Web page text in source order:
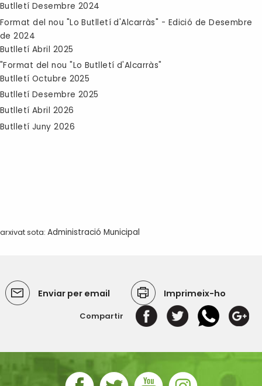
Butlletí Desembre 2024
Format del nou "Lo Butlletí d'Alcarràs" - Edició de Desembre
de 2024
Butlletí Abril 2025
"Format del nou "Lo Butlletí d'Alcarràs"
Butlletí Octubre 2025
Butlletí Desembre 2025
Butlletí Abril 2026
Butlletí Juny 2026
arxivat sota: Administració Municipal
Enviar per email Imprimeix-ho
Compartir